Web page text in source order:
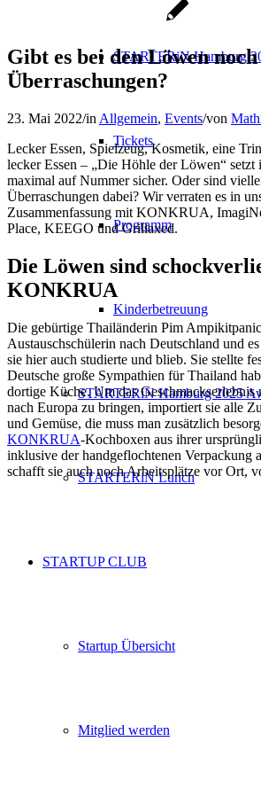
STARTERiN Hamburg
Tickets
Programm
Kinderbetreuung
STARTERiN Hamburg 2025
STARTERiN Lunch
STARTUP CLUB
Startup Übersicht
Mitglied werden
Gibt es bei den Löwen noch
Überraschungen?
23. Mai 2022/in Allgemein, Events/von
Lecker Essen, Spielzeug, Kosmetik, eine
lecker Essen – „Die Höhle der Löwen“ setzt
maximal auf Nummer sicher. Oder sind
Überraschungen dabei? Wir verraten es in
Zusammenfassung mit KONKRUA,
Place, KEEGO und Grillaxed.
Die Löwen sind
KONKRUA
Die gebürtige Thailänderin Pim
Austauschschülerin nach Deutschland und
sie hier auch studierte und blieb. Sie stellte
Deutsche große Sympathien für Thailand
dortige Küche. Um das Geschmackserlebnis
nach Europa zu bringen, importiert sie alle
und Gemüse, die muss man zusätzlich
KONKRUA-Kochboxen aus ihrer
inklusive der handgeflochtenen Verpackung
schafft sie auch noch Arbeitsplätze vor Ort,